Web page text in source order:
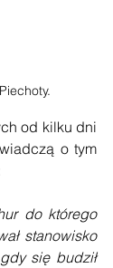
od kilku dni
o tym
do którego
stanowisko
się budził